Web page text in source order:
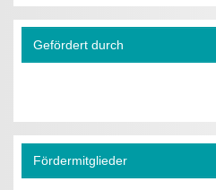
Gefördert durch
Fördermitglieder